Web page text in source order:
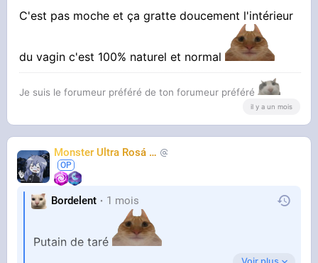
C'est pas moche et ça gratte doucement l'intérieur
du vagin c'est 100% naturel et normal
Je suis le forumeur préféré de ton forumeur préféré
il y a un mois
Monster Ultra Rosá
❤️
Bordelent 1 mois
Putain de taré